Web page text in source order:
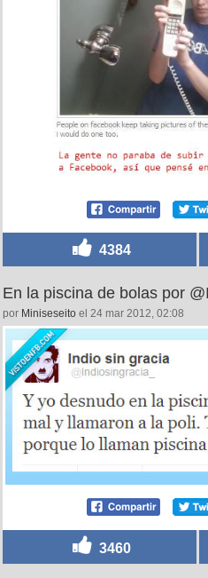
4384
En la piscina de bolas por
por Miniseseito el 24 mar 2012, 02:08
3460